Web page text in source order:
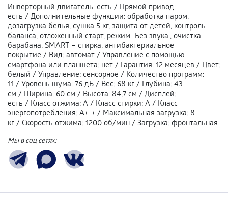
Инверторный двигатель: есть / Прямой привод:
есть / Дополнительные функции: обработка паром,
дозагрузка белья, сушка 5 кг, защита от детей, контроль
баланса, отложенный старт, режим "Без звука", очистка
барабана, SMART – стирка, антибактериальное
покрытие / Вид: автомат / Управление с помощью
смартфона или планшета: нет / Гарантия: 12 месяцев / Цвет:
белый / Управление: сенсорное / Количество программ:
11 / Уровень шума: 76 дБ / Вес: 68 кг / Глубина: 43
см / Ширина: 60 см / Высота: 84,7 см / Дисплей:
есть / Класс отжима: А / Класс стирки: А / Класс
энергопотребления: A+++ / Максимальная загрузка: 8
кг / Скорость отжима: 1200 об/мин / Загрузка: фронтальная
Мы в соц сетях: